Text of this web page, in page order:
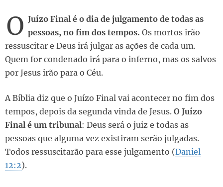
O Juízo Final é o dia de julgamento de todas as
pessoas, no fim dos tempos. Os mortos irão
ressuscitar e Deus irá julgar as ações de cada um.
Quem for condenado irá para o inferno, mas os salvos
por Jesus irão para o Céu.
A Bíblia diz que o Juízo Final vai acontecer no fim dos
tempos, depois da segunda vinda de Jesus. O Juízo
Final é um tribunal: Deus será o juiz e todas as
pessoas que alguma vez existiram serão julgadas.
Todos ressuscitarão para esse julgamento (Daniel
12:2).